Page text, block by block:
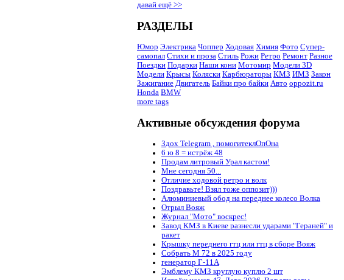
давай ещё >>
РАЗДЕЛЫ
Юмор Электрика Чоппер Ходовая Химия Фото Супер-
самопал Стихи и проза Стиль Рожи Ретро Ремонт Разное
Поездки Подарки Наши кони Мотомир Модели 3D
Модели Крысы Коляски Карбюраторы КМЗ ИМЗ Закон
Зажигание Двигатель Байки про байки Авто oppozit.ru
Honda BMW
more tags
Активные обсуждения форума
Здох Telegram , помогитеклОпОна
6 ю 8 = истрёж 48
Продам литровый Урал кастом!
Мне сегодня 50...
Отличие ходовой ретро и волк
Поздравьте! Взял тоже оппозит)))
Алюминиевый обод на переднее колесо Волка
Отрыл Вояж
Журнал "Мото" воскрес!
Завод КМЗ в Киеве разнесли ударами "Гераней" и
ракет
Крышку переднего гтц или гтц в сборе Вояж
Собрать М 72 в 2025 году
генератор Г-11А
Эмблему КМЗ круглую куплю 2 шт